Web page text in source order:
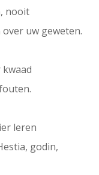
nooit
uw geweten.
leren
godin,